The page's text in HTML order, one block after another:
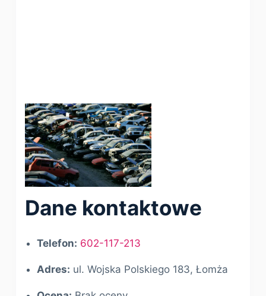
Dane kontaktowe
Telefon: 602-117-213
Adres: ul. Wojska Polskiego 183, Łomża